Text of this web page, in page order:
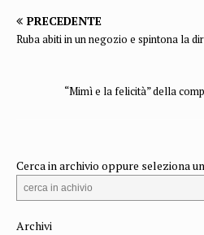
PRECEDENTE
Ruba abiti in un negozio e spintona la
“Mimì e la felicità” della
Cerca in archivio oppure seleziona
Archivi